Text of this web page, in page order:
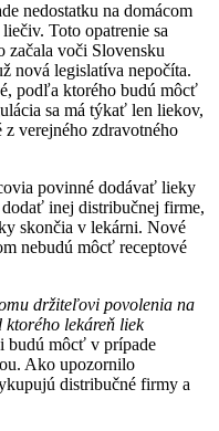
nedostatku na domácom
Toto opatrenie sa
začala voči Slovensku
nová legislatíva nepočíta.
podľa ktorého budú môcť
sa má týkať len liekov,
z verejného zdravotného
povinné dodávať lieky
inej distribučnej firme,
skončia v lekárni. Nové
nebudú môcť receptové
držiteľovi povolenia na
lekáreň liek
budú môcť v prípade
Ako upozornilo
distribučné firmy a